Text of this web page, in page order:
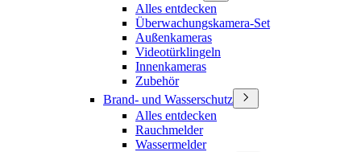
Alles entdecken
Überwachungskamera-Set
Außenkameras
Videotürklingeln
Innenkameras
Zubehör
Brand- und Wasserschutz
Alles entdecken
Rauchmelder
Wassermelder